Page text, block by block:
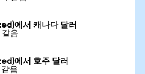
에서 캐나다 달러
음
에서 호주 달러
음